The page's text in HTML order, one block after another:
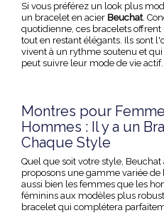
Si vous préférez un look plus
un bracelet en acier Beuchat.
quotidienne, ces bracelets offrent
tout en restant élégants. Ils sont
vivent à un rythme soutenu et
peut suivre leur mode de vie actif.
Montres pour
Hommes : Il y a un
Chaque Style
Quel que soit votre style,
proposons une gamme variée
aussi bien les femmes que les
féminins aux modèles plus
bracelet qui complétera